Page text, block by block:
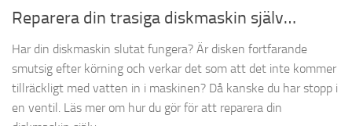
Reparera din trasiga diskmaskin själv…
Har din diskmaskin slutat fungera? Är disken fortfarande
smutsig efter körning och verkar det som att det inte kommer
tillräckligt med vatten in i maskinen? Då kanske du har stopp i
en ventil. Läs mer om hur du gör för att reparera din